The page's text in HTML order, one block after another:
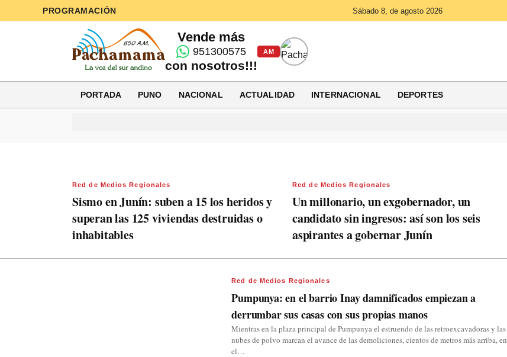
PROGRAMACIÓN Sábado 8, de agosto 2026
Vende más
951300575
con nosotros!!!
AM
PORTADA PUNO NACIONAL ACTUALIDAD INTERNACIONAL DEPORTES
Red de Medios Regionales
Sismo en Junín: suben a 15 los heridos y
superan las 125 viviendas destruidas o
inhabitables
Red de Medios Regionales
Un millonario, un exgobernador, un
candidato sin ingresos: así son los seis
aspirantes a gobernar Junín
Red de Medios Regionales
Pumpunya: en el barrio Inay damnificados empiezan a
derrumbar sus casas con sus propias manos
Mientras en la plaza principal de Pumpunya el estruendo de las retroexcavadoras y las
nubes de polvo marcan el avance de las demoliciones, cientos de metros más arriba, en
el…